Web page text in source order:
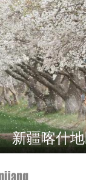
冰雪消融
新疆东天